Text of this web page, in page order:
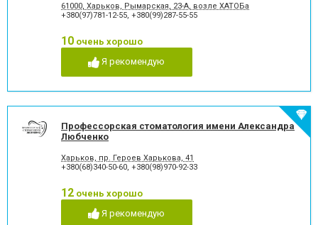
Лечение лазером
Лечение пародонтита
Лечение периостита
стоматологии
Отбеливание зубов
Панорамный снимок
Пластика десневого края
Пластика ясенного краю
Пластины для исправления
прикуса
Пломбирование зубов
протезированию
имплантат
Рентген зубов
Рецессия десен
Рецессия десны
61000, Харьков, Рымарская, 23-А, возле ХАТОБа
+380(97)781-12-55, +380(99)287-55-55
10 очень хорошо
Я рекомендую
Профессорская стоматология имени Александра
Любченко
Харьков, пр. Героев Харькова, 41
+380(68)340-50-60, +380(98)970-92-33
12 очень хорошо
Я рекомендую